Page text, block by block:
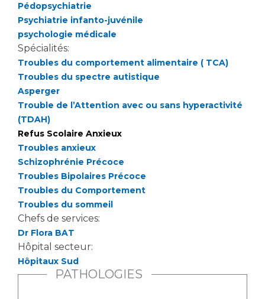
Cancer
Médecine nucléaire
Maladies rares
Maternité Hôpital Nord
Vos représentants
La Commission Des Usagers (CDU)
Les Comités Locaux des Usagers
Le projet des usagers
Les pôles d'activité médicale
Anatomie et Cytologie Pathologiques
Adresser un examen au Laboratoire d'Infectiologie
Centres de référence Maladies Rares
Plateforme d'Expertise Maladies Rares
Presse / Multimédia
Communiqués de presse
Dossiers de presse
Médiathèque
Fournisseurs
Rôles et missions
Liste des marchés conclus
Pédopsychiatrie
Psychiatrie infanto-juvénile
psychologie médicale
Spécialités:
Troubles du comportement alimentaire ( TCA)
Troubles du spectre autistique
Asperger
Trouble de l’Attention avec ou sans hyperactivité
(TDAH)
Refus Scolaire Anxieux
Troubles anxieux
Schizophrénie Précoce
Troubles Bipolaires Précoce
Troubles du Comportement
Troubles du sommeil
Chefs de services:
Dr Flora BAT
Hôpital secteur:
Hôpitaux Sud
PATHOLOGIES